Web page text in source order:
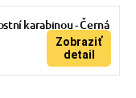
karabinou - Černá
Zobraziť
detail